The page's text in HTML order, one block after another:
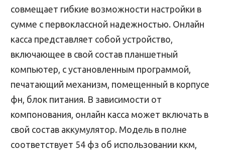
совмещает гибкие возможности настройки в
сумме с первоклассной надежностью. Онлайн
касса представляет собой устройство,
включающее в свой состав планшетный
компьютер, с установленным программой,
печатающий механизм, помещенный в корпусе
фн, блок питания. В зависимости от
компонования, онлайн касса может включать в
свой состав аккумулятор. Модель в полне
соответствует 54 фз об использовании ккм,